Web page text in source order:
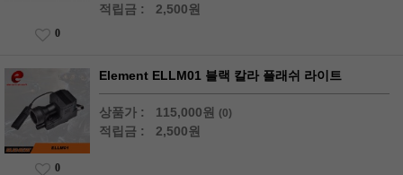
적립금 : 2,500원
0
Element ELLM01 블랙 칼라 플래쉬 라이트
상품가 : 115,000원 (0)
적립금 : 2,500원
0